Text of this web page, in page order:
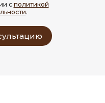
с политикой
.